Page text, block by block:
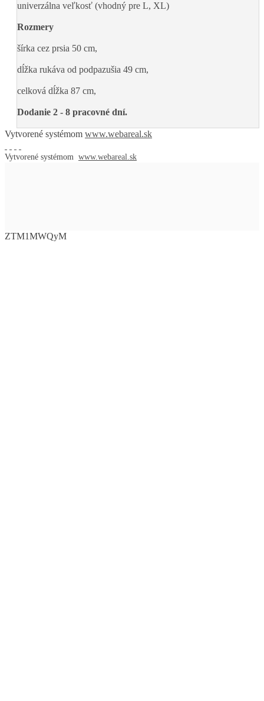
univerzálna veľkosť (vhodný pre L, XL)
Rozmery
šírka cez prsia 50 cm,
dĺžka rukáva od podpazušia 49 cm,
celková dĺžka 87 cm,
Dodanie 2 - 8 pracovné dní.
Vytvorené systémom www.webareal.sk
Vytvorené systémom www.webareal.sk
ZTM1MWQyM